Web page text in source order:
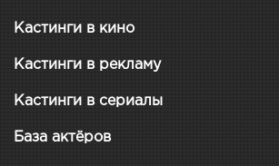
Кастинги в кино
Кастинги в рекламу
Кастинги в сериалы
База актёров